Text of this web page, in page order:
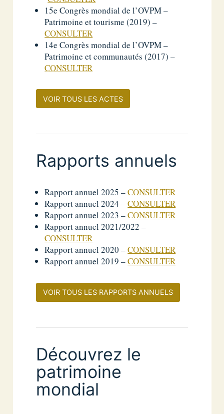
15e Congrès mondial de l’OVPM –
Patrimoine et tourisme (2019) –
CONSULTER
14e Congrès mondial de l’OVPM –
Patrimoine et communautés (2017) –
CONSULTER
VOIR TOUS LES ACTES
Rapports annuels
Rapport annuel 2025 –CONSULTER
Rapport annuel 2024 –CONSULTER
Rapport annuel 2023 –CONSULTER
Rapport annuel 2021/2022 –
CONSULTER
Rapport annuel 2020 –CONSULTER
Rapport annuel 2019 –CONSULTER
VOIR TOUS LES RAPPORTS ANNUELS
Découvrez le
patrimoine
mondial